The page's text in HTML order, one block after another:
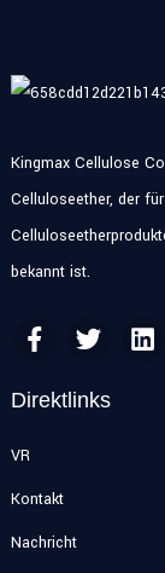
Kingmax Cellulose
Celluloseether, der
bekannt ist.
Direktlinks
VR
Kontakt
Nachricht